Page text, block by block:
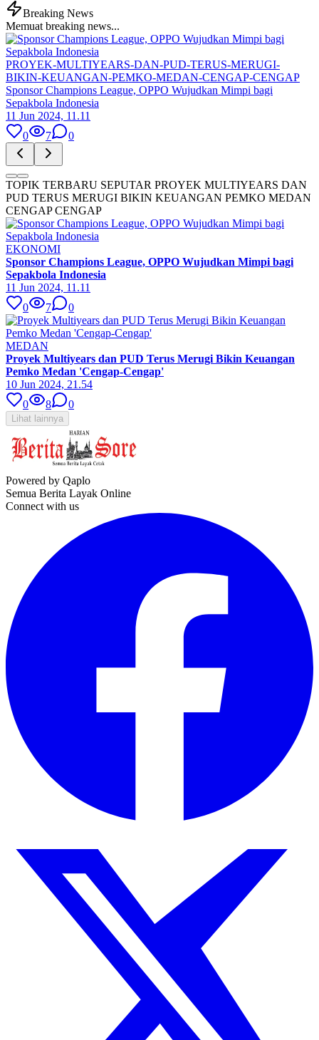
Breaking News
Memuat breaking news...
PROYEK-MULTIYEARS-DAN-PUD-TERUS-MERUGI-
BIKIN-KEUANGAN-PEMKO-MEDAN-CENGAP-CENGAP
Sponsor Champions League, OPPO Wujudkan Mimpi bagi
Sepakbola Indonesia
11 Jun 2024, 11.11
0
7 0
TOPIK TERBARU SEPUTAR PROYEK MULTIYEARS DAN
PUD TERUS MERUGI BIKIN KEUANGAN PEMKO MEDAN
CENGAP CENGAP
EKONOMI
Sponsor Champions League, OPPO Wujudkan Mimpi bagi
Sepakbola Indonesia
11 Jun 2024, 11.11
0
7 0
MEDAN
Proyek Multiyears dan PUD Terus Merugi Bikin Keuangan
Pemko Medan 'Cengap-Cengap'
10 Jun 2024, 21.54
0
8 0
Lihat lainnya
Powered by Qaplo
Semua Berita Layak Online
Connect with us